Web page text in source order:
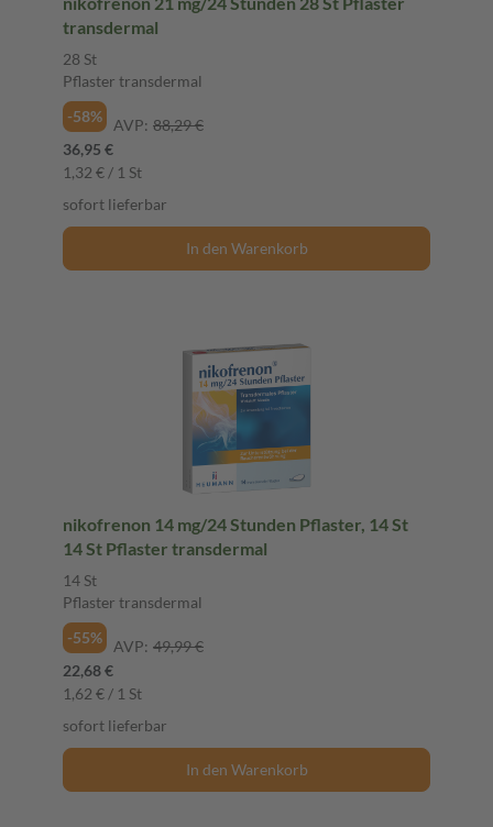
transdermal
28 St
Pflaster transdermal
-58%
AVP: 88,29 €
36,95 €
1,32 € / 1 St
sofort lieferbar
In den Warenkorb
nikofrenon 14 mg/24 Stunden Pflaster, 14 St
14 St Pflaster transdermal
14 St
Pflaster transdermal
-55%
AVP: 49,99 €
22,68 €
1,62 € / 1 St
sofort lieferbar
In den Warenkorb